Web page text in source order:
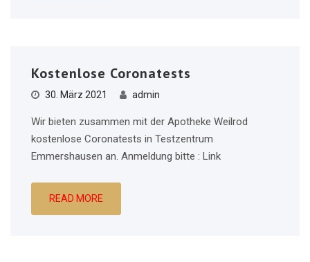
Kostenlose Coronatests
30. März 2021 admin
Wir bieten zusammen mit der Apotheke Weilrod
kostenlose Coronatests in Testzentrum
Emmershausen an. Anmeldung bitte : Link
READ MORE